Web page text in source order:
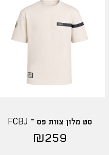
סט מלון צוות פס – FCBJ
₪259